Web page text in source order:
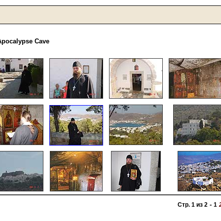
Cave
Стр. 1 из 2 - 1